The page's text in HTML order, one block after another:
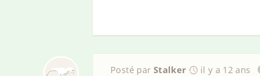
Posté par Stalker il y a 12 ans